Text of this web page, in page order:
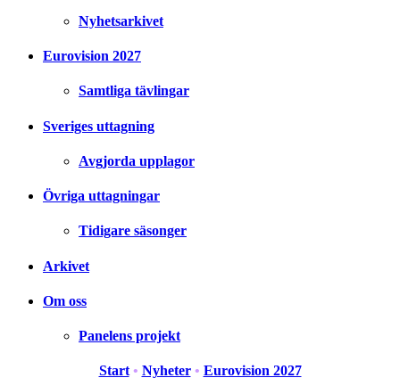
Nyhetsarkivet
Eurovision 2027
Samtliga tävlingar
Sveriges uttagning
Avgjorda upplagor
Övriga uttagningar
Tidigare säsonger
Arkivet
Om oss
Panelens projekt
Start • Nyheter • Eurovision 2027